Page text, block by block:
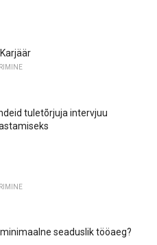
tuletõrjuja intervjuu
seaduslik tööaeg?